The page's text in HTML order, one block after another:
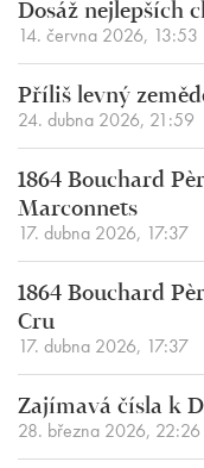
Dosáž nejlepších
14. června 2026, 13:53
Příliš levný
24. dubna 2026, 21:59
1864 Bouchard
Marconnets
17. dubna 2026, 17:37
1864 Bouchard
Cru
17. dubna 2026, 17:37
Zajímavá čísla k
28. března 2026, 22:26